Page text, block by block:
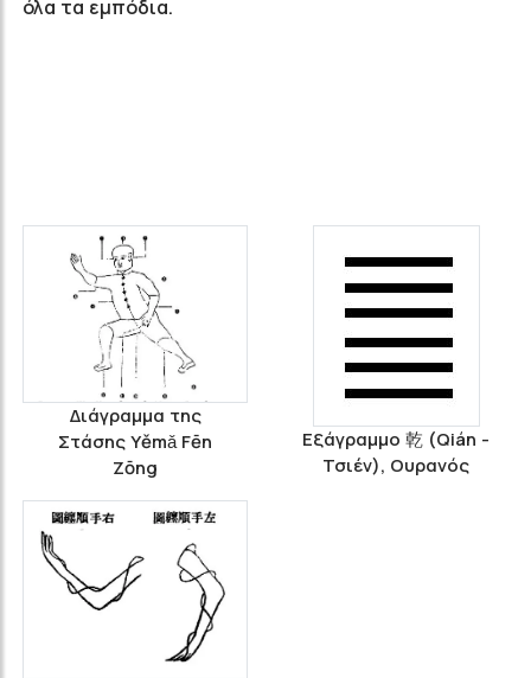
όλα τα εμπόδια.
Διάγραμμα της
Στάσης Υěmǎ Fēn
Zōng
Εξάγραμμο 乾 (Qián -
Τσιέν), Ουρανός